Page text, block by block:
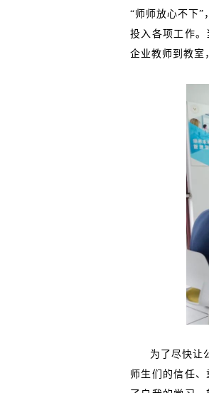
“师师放心不下”
投入各项工作
企业教师到教室
为了尽快让
师生们的信任